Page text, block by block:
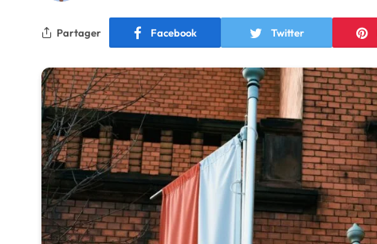
Partager Facebook Twitter